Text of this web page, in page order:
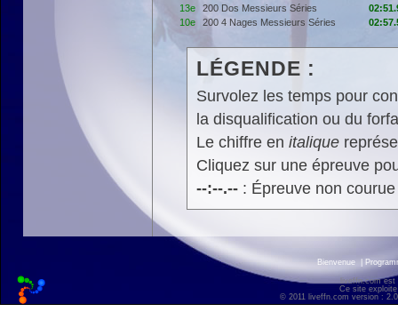
13e
200 Dos Messieurs Séries
10e
200 4 Nages Messieurs Séries
LÉGENDE :
Survolez les temps pour
la disqualification ou du
Le chiffre en italique
Cliquez sur une épreuve
--:--.--: Épreuve non
Bienvenue
liveffn.com est
Ce site
© 2011 liveffn.com version :